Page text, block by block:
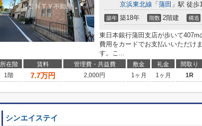
京浜東北線 「 蒲田 」駅 徒歩
築年 築18年 階数 2階建 構造
東日本銀行蒲田支店が歩いて
費用をカードでお支払いいただけ
す。こ...
所在階 賃料 管理費・共益費 敷金 礼金 間取り
1階
7.7万円 2,000円 1ヶ月 1ヶ月 1R
シンエイステイ